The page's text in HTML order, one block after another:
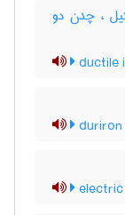
، چدن دو
ductile
duriron